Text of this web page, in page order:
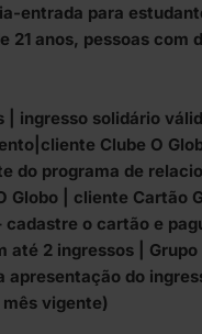
entrada para
21 anos, pessoas com
| ingresso solidário
Clube O
do programa de
Globo | cliente Cartão
cadastre o cartão e
até 2 ingressos | Grupo
apresentação do
vigente)